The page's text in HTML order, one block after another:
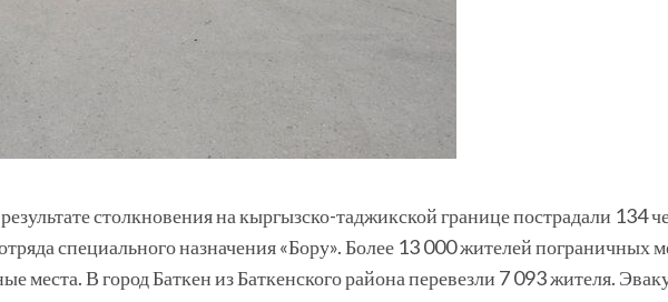
столкновения на кыргызско-таджикской границе пострадали 134
специального назначения «Бору». Более 13 000 жителей пограничных
места. В город Баткен из Баткенского района перевезли 7 093 жителя.